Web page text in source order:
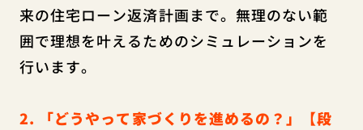
来の住宅ローン返済計画まで。無理のない範
囲で理想を叶えるためのシミュレーションを
行います。
2. 「どうやって家づくりを進めるの？」【段